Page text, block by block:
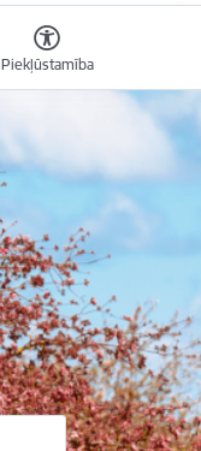
Piekļūstamība